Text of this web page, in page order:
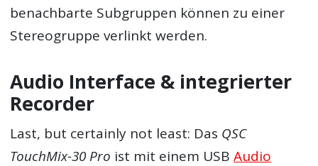
benachbarte Subgruppen können zu einer
Stereogruppe verlinkt werden.
Audio Interface & integrierter
Recorder
Last, but certainly not least: Das QSC
TouchMix-30 Pro ist mit einem USBAudio